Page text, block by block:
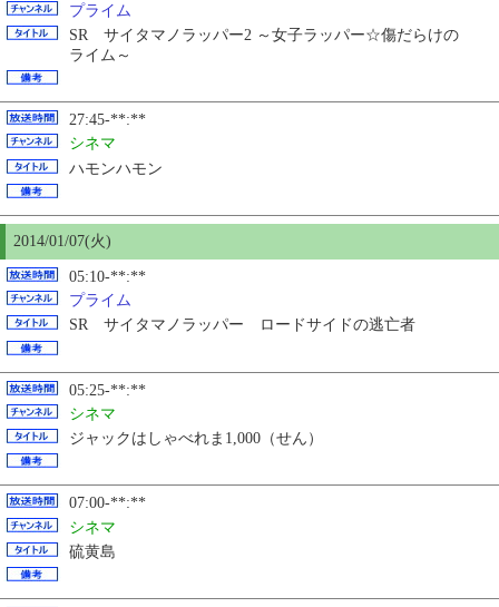
プライム
SR サイタマノラッパー2 ～女子ラッパー☆傷だらけの
ライム～
27:45-**:**
シネマ
ハモンハモン
2014/01/07(火)
05:10-**:**
プライム
SR サイタマノラッパー ロードサイドの逃亡者
05:25-**:**
シネマ
ジャックはしゃべれま1,000（せん）
07:00-**:**
シネマ
硫黄島